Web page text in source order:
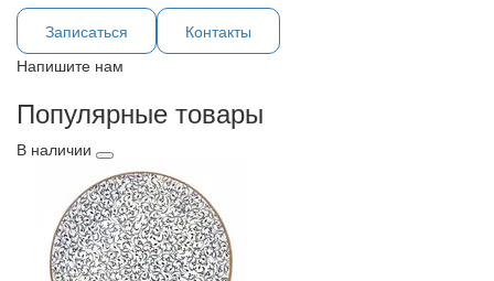
Записаться
Контакты
Напишите нам
Популярные товары
В наличии